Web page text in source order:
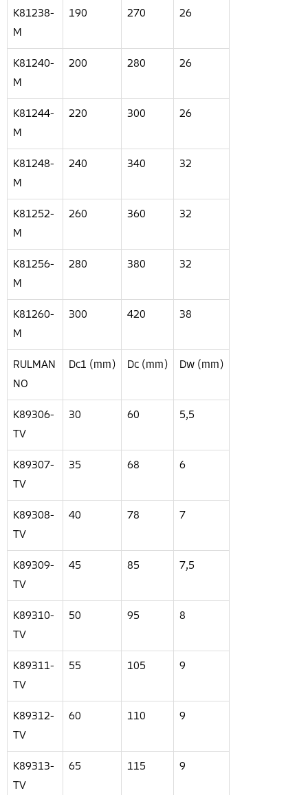
K81238-
M
190 270 26
K81240-
M
200 280 26
K81244-
M
220 300 26
K81248-
M
240 340 32
K81252-
M
260 360 32
K81256-
M
280 380 32
K81260-
M
300 420 38
RULMAN
NO
Dc1 (mm) Dc (mm) Dw (mm)
K89306-
TV
30 60 5,5
K89307-
TV
35 68 6
K89308-
TV
40 78 7
K89309-
TV
45 85 7,5
K89310-
TV
50 95 8
K89311-
TV
55 105 9
K89312-
TV
60 110 9
K89313-
TV
65 115 9